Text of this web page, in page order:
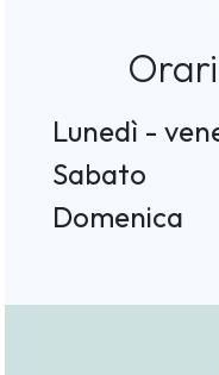
Lunedì -
Sabato
Domenica